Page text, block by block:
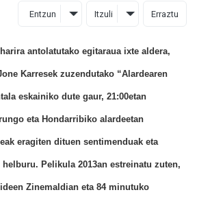
Entzun Itzuli Erraztu
antolatutako egitaraua ixte aldera,
Karresek zuzendutako “Alardearen
eskainiko dute gaur, 21:00etan
eta Hondarribiko alardeetan
eragiten dituen sentimenduak eta
Pelikula 2013an estreinatu zuten,
Zinemaldian eta 84 minutuko